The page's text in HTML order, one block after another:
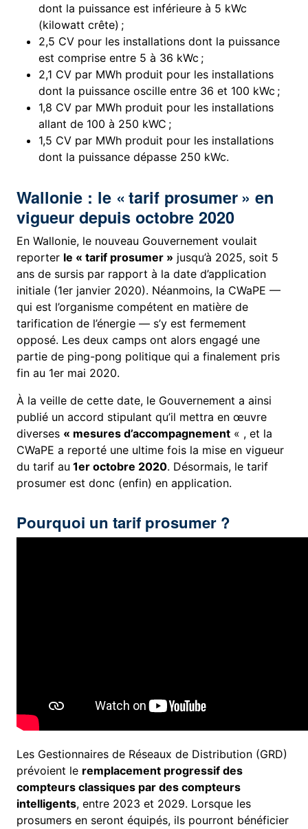
dont la puissance est inférieure à 5 kWc
(kilowatt crête) ;
2,5 CV pour les installations dont la puissance
est comprise entre 5 à 36 kWc ;
2,1 CV par MWh produit pour les installations
dont la puissance oscille entre 36 et 100 kWc ;
1,8 CV par MWh produit pour les installations
allant de 100 à 250 kWC ;
1,5 CV par MWh produit pour les installations
dont la puissance dépasse 250 kWc.
Wallonie : le « tarif prosumer » en
vigueur depuis octobre 2020
En Wallonie, le nouveau Gouvernement voulait
reporter le « tarif prosumer » jusqu’à 2025, soit 5
ans de sursis par rapport à la date d’application
initiale (1er janvier 2020). Néanmoins, la CWaPE —
qui est l’organisme compétent en matière de
tarification de l’énergie — s’y est fermement
opposé. Les deux camps ont alors engagé une
partie de ping-pong politique qui a finalement pris
fin au 1er mai 2020.
À la veille de cette date, le Gouvernement a ainsi
publié un accord stipulant qu’il mettra en œuvre
diverses « mesures d’accompagnement « , et la
CWaPE a reporté une ultime fois la mise en vigueur
du tarif au 1er octobre 2020. Désormais, le tarif
prosumer est donc (enfin) en application.
Pourquoi un tarif prosumer ?
Les Gestionnaires de Réseaux de Distribution (GRD)
prévoient le remplacement progressif des
compteurs classiques par des compteurs
intelligents, entre 2023 et 2029. Lorsque les
prosumers en seront équipés, ils pourront bénéficier